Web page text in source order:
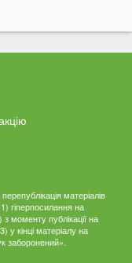
масове нашестя
літак із Москви:
на 54%
проігнорував
дві споруди
небезпечні
матеріалів
гіперпосилання на
моменту публікації на
кінці матеріалу на
заборонений».